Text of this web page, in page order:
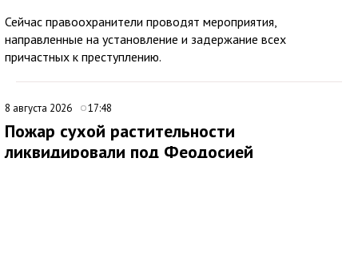
Сейчас правоохранители проводят мероприятия,
направленные на установление и задержание всех
причастных к преступлению.
8 августа 2026 17:48
Пожар сухой растительности
ликвидировали под Феодосией